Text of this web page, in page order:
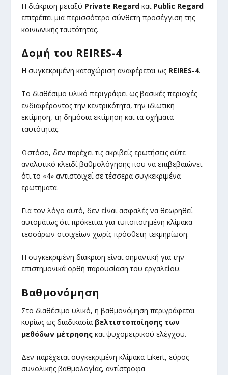
Η διάκριση μεταξύ Private Regard και Public Regard
επιτρέπει μια περισσότερο σύνθετη προσέγγιση της
κοινωνικής ταυτότητας.
Δομή του REIRES-4
Η συγκεκριμένη καταχώριση αναφέρεται ως REIRES-4.
Το διαθέσιμο υλικό περιγράφει ως βασικές περιοχές
ενδιαφέροντος την κεντρικότητα, την ιδιωτική
εκτίμηση, τη δημόσια εκτίμηση και τα σχήματα
ταυτότητας.
Ωστόσο, δεν παρέχει τις ακριβείς ερωτήσεις ούτε
αναλυτικό κλειδί βαθμολόγησης που να επιβεβαιώνει
ότι το «4» αντιστοιχεί σε τέσσερα συγκεκριμένα
ερωτήματα.
Για τον λόγο αυτό, δεν είναι ασφαλές να θεωρηθεί
αυτομάτως ότι πρόκειται για τυποποιημένη κλίμακα
τεσσάρων στοιχείων χωρίς πρόσθετη τεκμηρίωση.
Η συγκεκριμένη διάκριση είναι σημαντική για την
επιστημονικά ορθή παρουσίαση του εργαλείου.
Βαθμονόμηση
Στο διαθέσιμο υλικό, η βαθμονόμηση περιγράφεται
κυρίως ως διαδικασία βελτιστοποίησης των
μεθόδων μέτρησης και ψυχομετρικού ελέγχου.
Δεν παρέχεται συγκεκριμένη κλίμακα Likert, εύρος
συνολικής βαθμολογίας, αντίστροφα